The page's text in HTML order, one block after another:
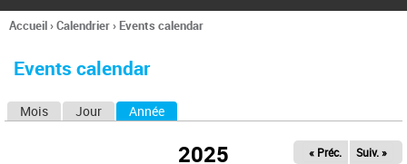
l
h
e
Vous
ici
Accueil›Calendrier› Events calendar
Events calendar
Mois Jour Année
2025 « Préc. Suiv. »